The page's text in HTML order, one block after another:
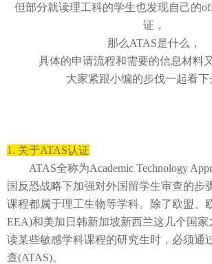
但部分就读理工科的学生也发现自己的
证，
那么ATAS是什么，
具体的申请流程和需要的信息材料
大家紧跟小编的步伐一起看下
1. 关于ATAS认证
ATAS全称为Academic Technology
国反恐战略下加强对外国留学生审查的步
课程都属于理工生物等学科。除了欧盟、
EEA)和美加日韩新加坡新西兰这几个国家
读某些敏感学科课程的研究生时，必须通
查(ATAS)。